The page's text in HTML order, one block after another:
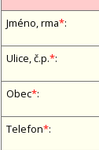
Jméno, firma*:
Ulice, č.p.*:
Obec*:
Telefon*: